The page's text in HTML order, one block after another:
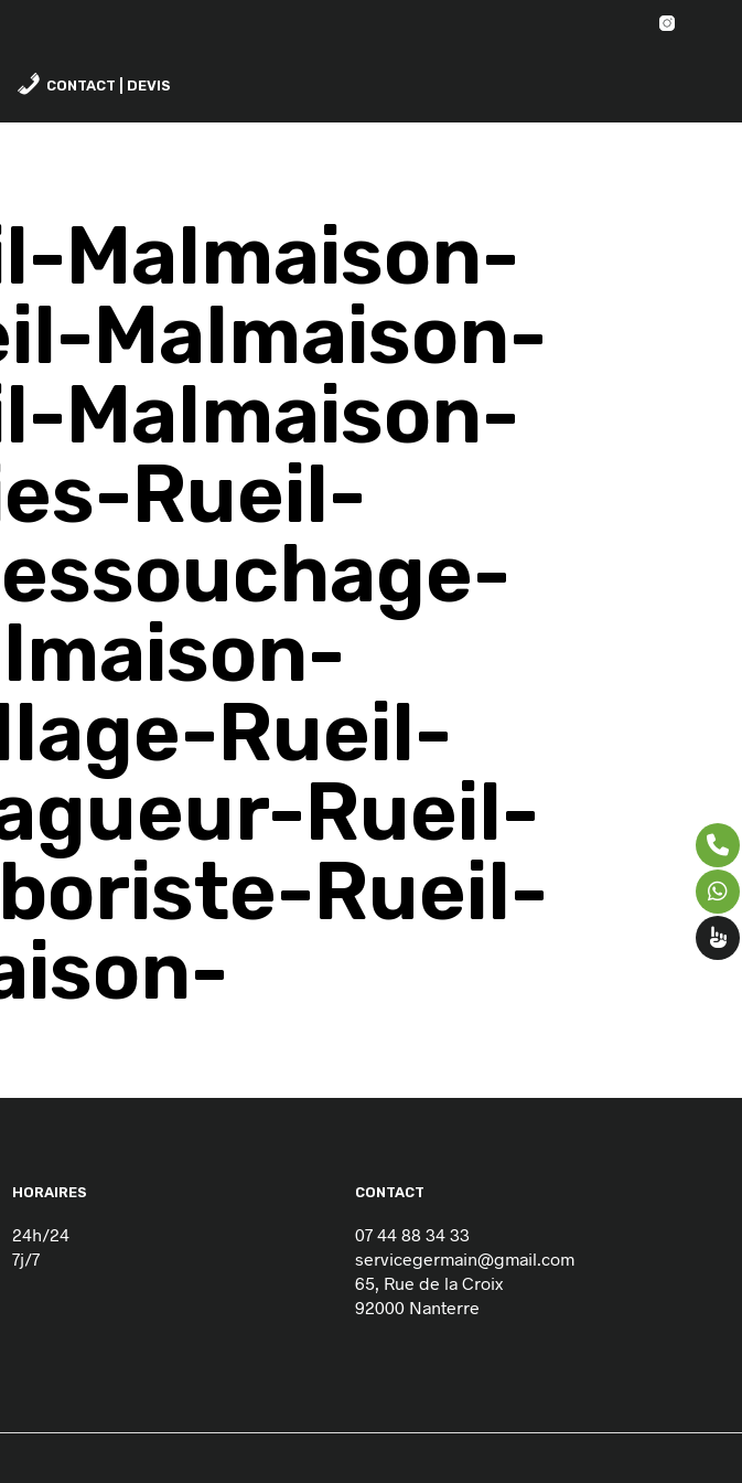
CONTACT | DEVIS
Malmaison-
Malmaison-
Malmaison-
Rueil-
Rueil-
Rueil-
Rueil-
HORAIRES
24h/24
7j/7
CONTACT
07 44 88 34 33
servicegermain@gmail.com
65, Rue de la Croix
92000 Nanterre